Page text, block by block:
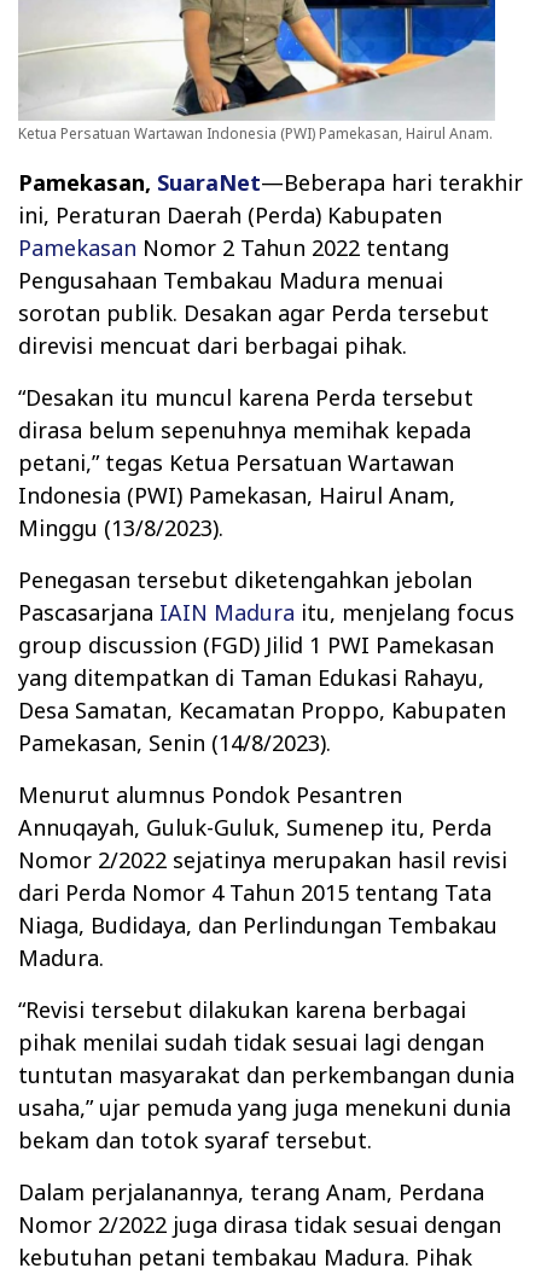
Ketua Persatuan Wartawan Indonesia (PWI) Pamekasan, Hairul Anam.
Pamekasan, SuaraNet—Beberapa hari terakhir
ini, Peraturan Daerah (Perda) Kabupaten
Pamekasan Nomor 2 Tahun 2022 tentang
Pengusahaan Tembakau Madura menuai
sorotan publik. Desakan agar Perda tersebut
direvisi mencuat dari berbagai pihak.
“Desakan itu muncul karena Perda tersebut
dirasa belum sepenuhnya memihak kepada
petani,” tegas Ketua Persatuan Wartawan
Indonesia (PWI) Pamekasan, Hairul Anam,
Minggu (13/8/2023).
Penegasan tersebut diketengahkan jebolan
Pascasarjana IAIN Madura itu, menjelang focus
group discussion (FGD) Jilid 1 PWI Pamekasan
yang ditempatkan di Taman Edukasi Rahayu,
Desa Samatan, Kecamatan Proppo, Kabupaten
Pamekasan, Senin (14/8/2023).
Menurut alumnus Pondok Pesantren
Annuqayah, Guluk-Guluk, Sumenep itu, Perda
Nomor 2/2022 sejatinya merupakan hasil revisi
dari Perda Nomor 4 Tahun 2015 tentang Tata
Niaga, Budidaya, dan Perlindungan Tembakau
Madura.
“Revisi tersebut dilakukan karena berbagai
pihak menilai sudah tidak sesuai lagi dengan
tuntutan masyarakat dan perkembangan dunia
usaha,” ujar pemuda yang juga menekuni dunia
bekam dan totok syaraf tersebut.
Dalam perjalanannya, terang Anam, Perdana
Nomor 2/2022 juga dirasa tidak sesuai dengan
kebutuhan petani tembakau Madura. Pihak